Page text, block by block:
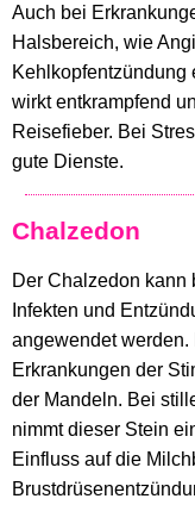
Auch bei
Halsbereich, wie
Kehlkopfentzündung
wirkt entkrampfend
Reisefieber. Bei
gute Dienste.
Chalzedon
Der Chalzedon kann
Infekten und
angewendet werden.
Erkrankungen der
der Mandeln. Bei
nimmt dieser Stein
Einfluss auf die